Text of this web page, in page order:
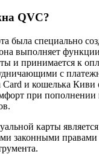
QVC?
была специально
выполняет
и принимается к
с
Card и кошелька Киви
при
карты
законными правами